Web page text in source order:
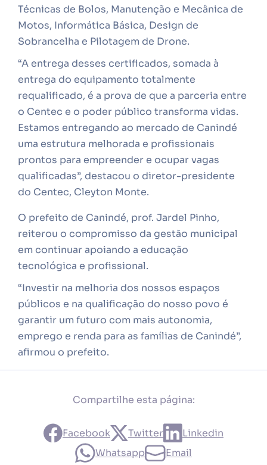
Técnicas de Bolos, Manutenção e Mecânica de
Motos, Informática Básica, Design de
Sobrancelha e Pilotagem de Drone.
“A entrega desses certificados, somada à
entrega do equipamento totalmente
requalificado, é a prova de que a parceria entre
o Centec e o poder público transforma vidas.
Estamos entregando ao mercado de Canindé
uma estrutura melhorada e profissionais
prontos para empreender e ocupar vagas
qualificadas”, destacou o diretor-presidente
do Centec, Cleyton Monte.
O prefeito de Canindé, prof. Jardel Pinho,
reiterou o compromisso da gestão municipal
em continuar apoiando a educação
tecnológica e profissional.
“Investir na melhoria dos nossos espaços
públicos e na qualificação do nosso povo é
garantir um futuro com mais autonomia,
emprego e renda para as famílias de Canindé”,
afirmou o prefeito.
Compartilhe esta página:
Facebook Twitter
Linkedin
Whatsapp
Email